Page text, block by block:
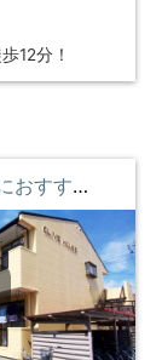
12分！
【OLIVE HOUSE】情報工学科の学生におすすめ・コンビニすぐそばで便利 **即入居募集中**